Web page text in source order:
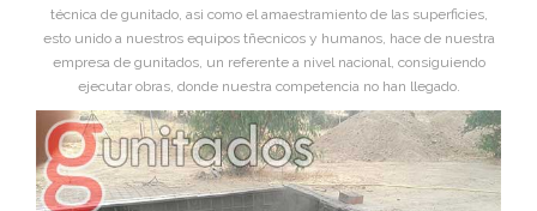
técnica de gunitado, asi como el amaestramiento de las superficies,
esto unido a nuestros equipos tñecnicos y humanos, hace de nuestra
empresa de gunitados, un referente a nivel nacional, consiguiendo
ejecutar obras, donde nuestra competencia no han llegado.